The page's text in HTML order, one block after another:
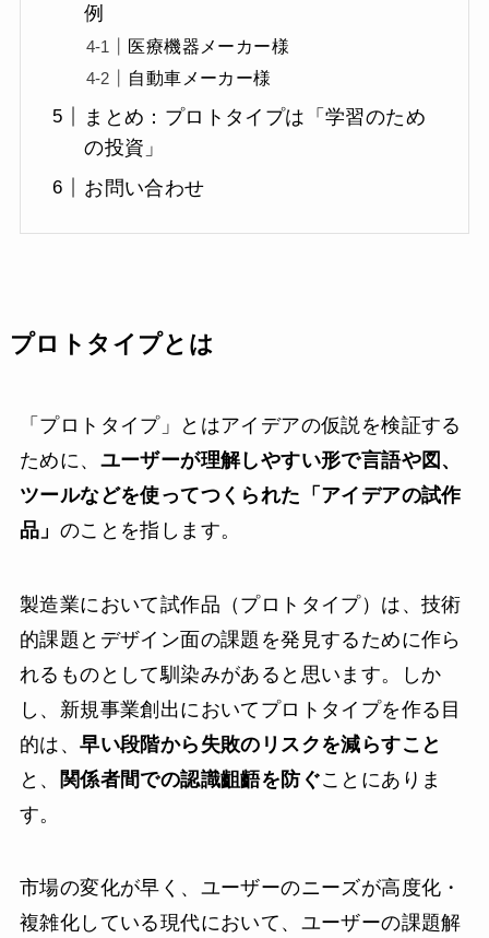
例
医療機器メーカー様
自動車メーカー様
まとめ：プロトタイプは「学習のため
の投資」
お問い合わせ
プロトタイプとは
「プロトタイプ」とはアイデアの仮説を検証する
ために、 ユーザーが理解しやすい形で言語や図、
ツールなどを使ってつくられた「アイデアの試作
品」 のことを指します。
製造業において試作品（プロトタイプ）は、技術
的課題とデザイン面の課題を発見するために作ら
れるものとして馴染みがあると思います。しか
し、新規事業創出においてプロトタイプを作る目
的は、早い段階から失敗のリスクを減らすこと
と、
関係者間での認識齟齬を防ぐことにありま
す。
市場の変化が早く、ユーザーのニーズが高度化・
複雑化している現代において、ユーザーの課題解